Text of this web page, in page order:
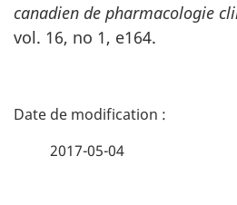
canadien de pharmacologie
vol. 16, no 1, e164.
D
2017-05-04